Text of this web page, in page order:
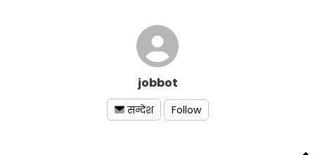
jobbot
सन्देश Follow